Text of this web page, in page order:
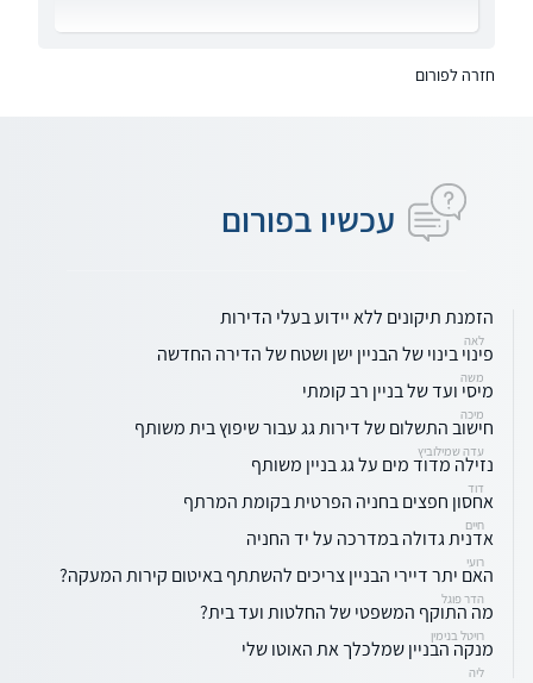
חזרה לפורום
עכשיו בפורום
הזמנת תיקונים ללא יידוע בעלי הדירות
לאה
פינוי בינוי של הבניין ישן ושטח של הדירה החדשה
משה
מיסי ועד של בניין רב קומתי
מיכה
חישוב התשלום של דירות גג עבור שיפוץ בית משותף
עדה שמילוביץ
נזילה מדוד מים על גג בניין משותף
דוד
אחסון חפצים בחניה הפרטית בקומת המרתף
חיים
אדנית גדולה במדרכה על יד החניה
רועי
האם יתר דיירי הבניין צריכים להשתתף באיטום קירות המעקה?
הדר פוגל
מה התוקף המשפטי של החלטות ועד בית?
רויטל בנימין
מנקה הבניין שמלכלך את האוטו שלי
ליה